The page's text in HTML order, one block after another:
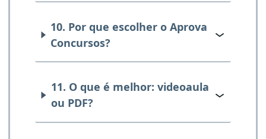
10. Por que escolher o Aprova
Concursos?
11. O que é melhor: videoaula
ou PDF?